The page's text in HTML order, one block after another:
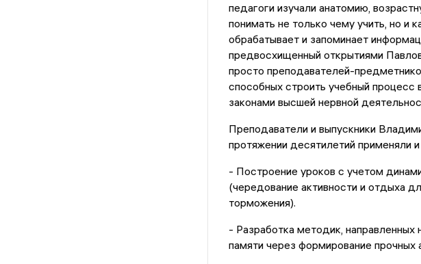
педагоги изучали анатомию,
понимать не только чему учить, но и
обрабатывает и запоминает
предвосхищенный открытиями
просто преподавателей-
способных строить учебный процесс
законами высшей нервной
Преподаватели и выпускники
протяжении десятилетий применяли
- Построение уроков с учетом
(чередование активности и отдыха
торможения).
- Разработка методик, направленных
памяти через формирование прочных